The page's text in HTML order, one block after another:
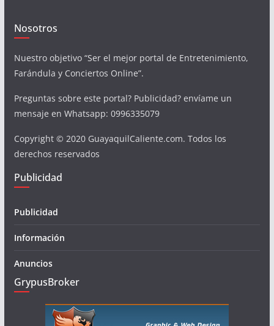
Nosotros
Nuestro objetivo “Ser el mejor portal de Entretenimiento,
Farándula y Conciertos Online”.
Preguntas sobre este portal? Publicidad? envíame un
mensaje en Whatsapp: 0996335079
Copyright © 2020 GuayaquilCaliente.com. Todos los
derechos reservados
Publicidad
Publicidad
Información
Anuncios
GrypusBroker